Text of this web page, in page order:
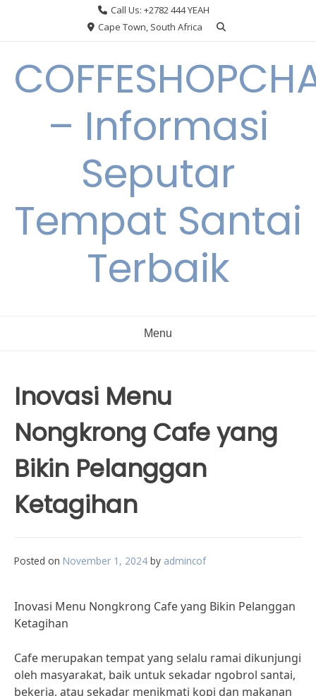
Call Us: +2782 444 YEAH
Cape Town, South Africa
– Informasi
Seputar
Tempat Santai
Terbaik
Menu
Inovasi Menu
Nongkrong Cafe yang
Bikin Pelanggan
Ketagihan
Posted on November 1, 2024 by admincof
Inovasi Menu Nongkrong Cafe yang Bikin Pelanggan
Ketagihan
Cafe merupakan tempat yang selalu ramai dikunjungi
oleh masyarakat, baik untuk sekadar ngobrol santai,
bekerja, atau sekadar menikmati kopi dan makanan